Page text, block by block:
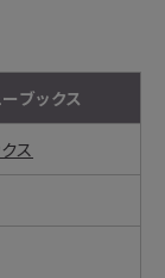
ブックス
ス